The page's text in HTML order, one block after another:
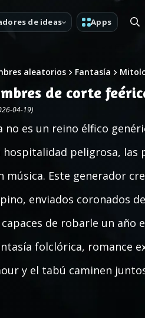
de ideas Apps
aleatorios Fantasía
de corte
04-19)
es un reino élfico
peligrosa, las
música. Este generador
enviados coronados
de robarle un año
folclórica, romance
y el tabú caminen